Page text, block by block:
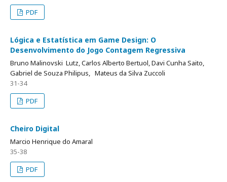
PDF
Lógica e Estatística em Game Design: O
Desenvolvimento do Jogo Contagem Regressiva
Bruno Malinovski Lutz, Carlos Alberto Bertuol, Davi Cunha Saito,
Gabriel de Souza Philipus, Mateus da Silva Zuccoli
31-34
PDF
Cheiro Digital
Marcio Henrique do Amaral
35-38
PDF